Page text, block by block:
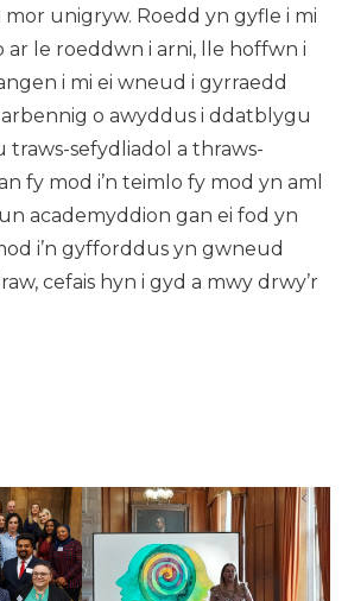
unigryw. Roedd yn gyfle i mi
ar le roeddwn i arni, lle hoffwn i
i mi ei wneud i gyrraedd
arbennig o awyddus i ddatblygu
sefydliadol a thraws-
fy mod i’n teimlo fy mod yn aml
academyddion gan ei fod yn
i’n gyfforddus yn gwneud
cefais hyn i gyd a mwy drwy’r